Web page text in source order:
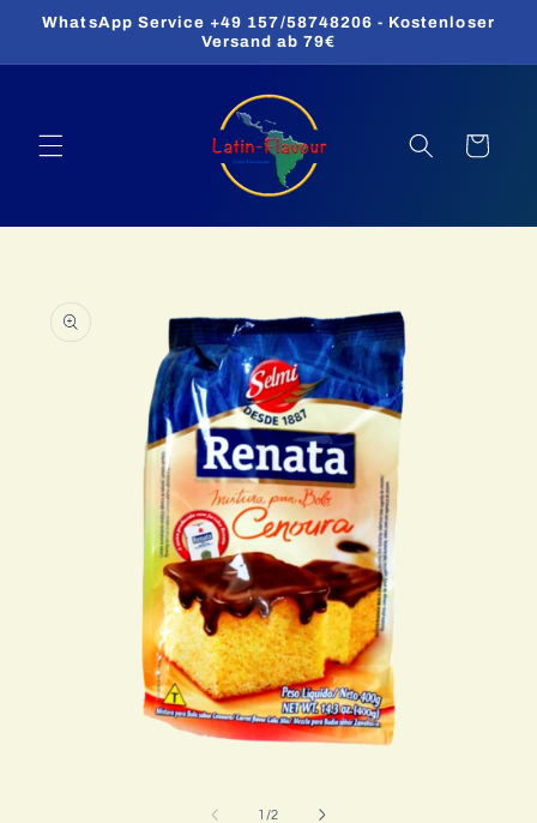
zum
WhatsApp Service +49 157/58748206 - Kostenloser
Versand ab 79€
Warenkorb
1 /von
2